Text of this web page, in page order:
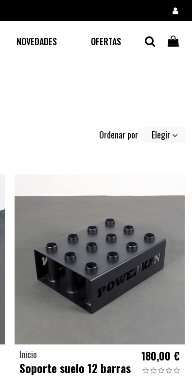
NOVEDADES OFERTAS
Ordenar por Elegir
Inicio
Soporte suelo 12 barras
180,00 €